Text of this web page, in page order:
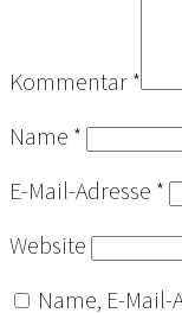
Kommentar*
Name *
E-Mail-Adresse *
Website
Name, E-